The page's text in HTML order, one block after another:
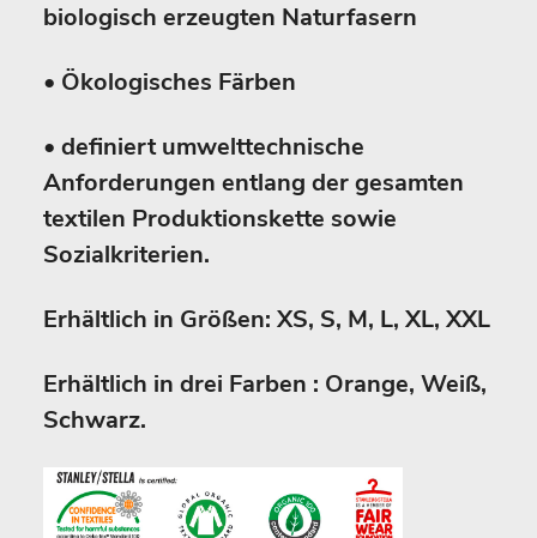
biologisch erzeugten Naturfasern
• Ökologisches Färben
• definiert umwelttechnische
Anforderungen entlang der gesamten
textilen Produktionskette sowie
Sozialkriterien.
Erhältlich in Größen: XS, S, M, L, XL, XXL
Erhältlich in drei Farben : Orange, Weiß,
Schwarz.